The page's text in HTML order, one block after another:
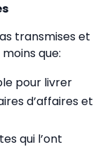
transmises et
que:
pour livrer
d’affaires et
qui l’ont